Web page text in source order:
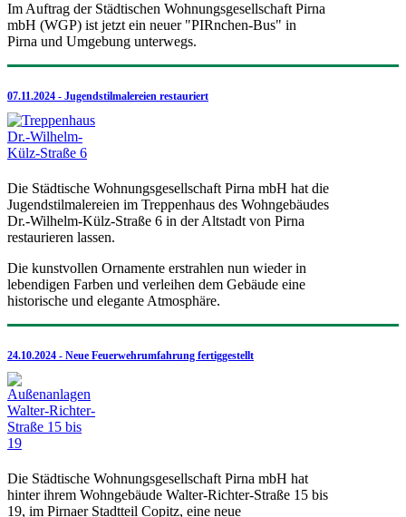
Im Auftrag der Städtischen Wohnungsgesellschaft Pirna
mbH (WGP) ist jetzt ein neuer "PIRnchen-Bus" in
Pirna und Umgebung unterwegs.
07.11.2024 - Jugendstilmalereien restauriert
Die Städtische Wohnungsgesellschaft Pirna mbH hat die
Jugendstilmalereien im Treppenhaus des Wohngebäudes
Dr.-Wilhelm-Külz-Straße 6 in der Altstadt von Pirna
restaurieren lassen.
Die kunstvollen Ornamente erstrahlen nun wieder in
lebendigen Farben und verleihen dem Gebäude eine
historische und elegante Atmosphäre.
24.10.2024 - Neue Feuerwehrumfahrung fertiggestellt
Die Städtische Wohnungsgesellschaft Pirna mbH hat
hinter ihrem Wohngebäude Walter-Richter-Straße 15 bis
19, im Pirnaer Stadtteil Copitz, eine neue